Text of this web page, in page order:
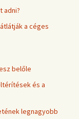
adni?
a céges
belőle
és a
legnagyobb